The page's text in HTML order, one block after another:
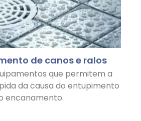
de canos e ralos
que permitem a
da causa do entupimento
encanamento.